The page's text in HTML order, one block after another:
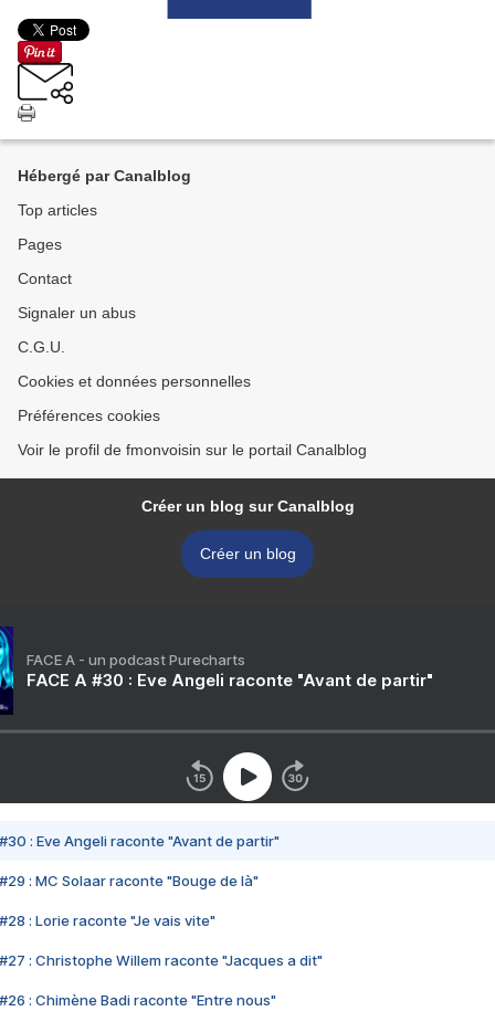
Hébergé par Canalblog
Top articles
Pages
Contact
Signaler un abus
C.G.U.
Cookies et données personnelles
Préférences cookies
Voir le profil de fmonvoisin sur le portail Canalblog
Créer un blog sur Canalblog
Créer un blog
FACE A - un podcast Purecharts
FACE A #30 : Eve Angeli raconte "Avant de partir"
#30 : Eve Angeli raconte "Avant de partir"
#29 : MC Solaar raconte "Bouge de là"
#28 : Lorie raconte "Je vais vite"
#27 : Christophe Willem raconte "Jacques a dit"
#26 : Chimène Badi raconte "Entre nous"